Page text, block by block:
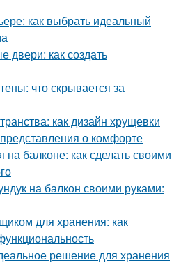
как выбрать идеальный
двери: как создать
что скрывается за
как дизайн хрущевки
о комфорте
на балконе: как сделать своими
на балкон своими руками:
для хранения: как
решение для хранения